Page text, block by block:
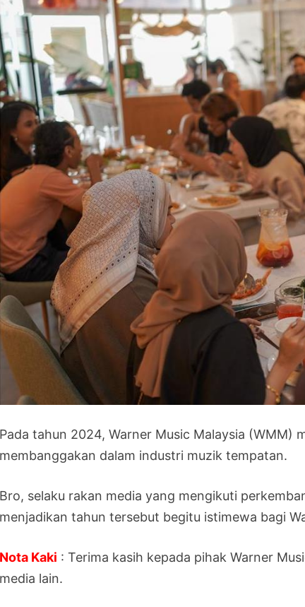
Pada tahun 2024, Warner Music Malaysia (WMM)
membanggakan dalam industri muzik tempatan.
Bro, selaku rakan media yang mengikuti
menjadikan tahun tersebut begitu istimewa bagi
Nota Kaki : Terima kasih kepada pihak Warner
media lain.